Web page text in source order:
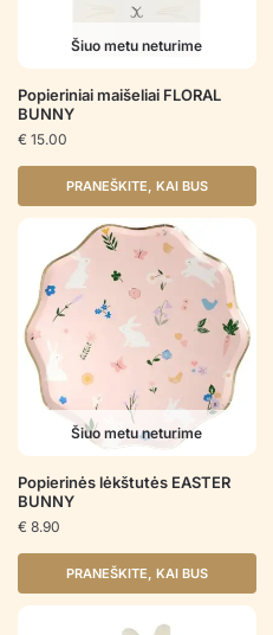
Šiuo metu neturime
Popieriniai maišeliai FLORAL
BUNNY
€ 15.00
PRANEŠKITE, KAI BUS
Šiuo metu neturime
Popierinės lėkštutės EASTER
BUNNY
€ 8.90
PRANEŠKITE, KAI BUS